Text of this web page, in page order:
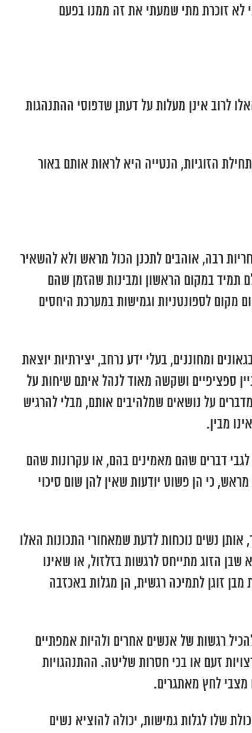
לא זוכרת מתי שמעתי את זה ממנו בפעם
לרוב אינן מעלות על דעתן שדפוסי ההתנהגות
הזוגיות, הנטייה היא לראות אותם באור
רבה, אוהבים לתכנן הכול מראש ולא להשאיר
תמיד במקום הראשון ומבינות שהזמן שהם
מקום לספונטניות וגמישות במערכת היחסים
ומחוננים, בעלי ידע נרחב, יצירתיות יוצאת
ספציפיים ושקשה מאוד לנהל איתם שיחות על
על נושאים שמלהיבים אותם, מבלי להרגיש
מבין.
דברים שהם מאמינים בהם, או עקרונות שהם
כי הן פשוט יודעות שאין להן שום סיכוי
נשים נוכחות לדעת שמאחורי התכונות האלו
הזוג מתייחס לרגשות בזלזול, או שאינו
זוגן לתמיכה רגשית, הן מגלות באכזבה
רגשות של אנשים אחרים ולהיות אמפתיים
זעם או בכי חסרות שליטה. ההתנהגויות
מצבי לחץ מאתגרים.
שלו לגלות גמישות, יכולה להוציא נשים